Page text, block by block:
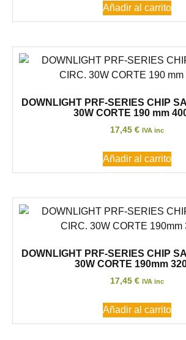
Añadir al carrito
DOWNLIGHT PRF-SERIES CHIP
30W CORTE 190 mm
17,45 € IVA inc
Añadir al carrito
DOWNLIGHT PRF-SERIES CHIP
30W CORTE 190mm
17,45 € IVA inc
Añadir al carrito